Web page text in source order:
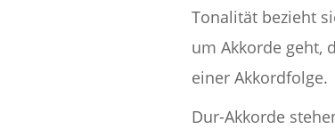
Tonalität bezieht
um Akkorde geht,
einer Akkordfolge.
Dur-Akkorde